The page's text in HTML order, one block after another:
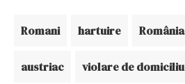
Romani hartuire România
austriac violare de domiciliu